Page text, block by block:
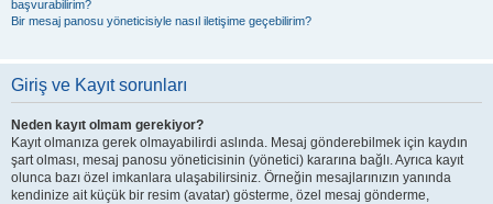
başvurabilirim?
Bir mesaj panosu yöneticisiyle nasıl iletişime geçebilirim?
Giriş ve Kayıt sorunları
Neden kayıt olmam gerekiyor?
Kayıt olmanıza gerek olmayabilirdi aslında. Mesaj gönderebilmek için kaydın
şart olması, mesaj panosu yöneticisinin (yönetici) kararına bağlı. Ayrıca kayıt
olunca bazı özel imkanlara ulaşabilirsiniz. Örneğin mesajlarınızın yanında
kendinize ait küçük bir resim (avatar) gösterme, özel mesaj gönderme,